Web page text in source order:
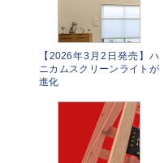
【2026年3月2日発売】ハ
ニカムスクリーンライトが
進化